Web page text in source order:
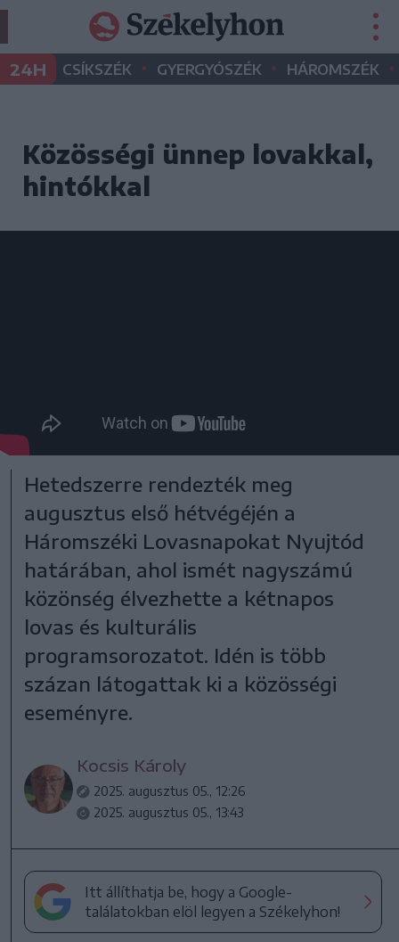
24H CSÍKSZÉK • GYERGYÓSZÉK • HÁROMSZÉK •
Közösségi ünnep lovakkal,
hintókkal
Hetedszerre rendezték meg
augusztus első hétvégéjén a
Háromszéki Lovasnapokat Nyujtód
határában, ahol ismét nagyszámú
közönség élvezhette a kétnapos
lovas és kulturális
programsorozatot. Idén is több
százan látogattak ki a közösségi
eseményre.
Kocsis Károly
2025. augusztus 05., 12:26
2025. augusztus 05., 13:43
Itt állíthatja be, hogy a Google-
találatokban elöl legyen a Székelyhon!